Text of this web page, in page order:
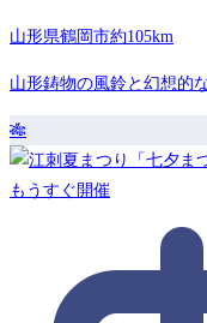
山形県鶴岡市約105km
山形鋳物の風鈴と幻想的
🎋
もうすぐ開催